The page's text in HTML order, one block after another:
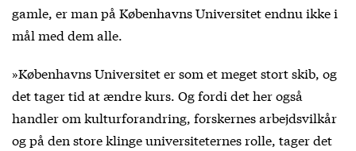
gamle, er man på Københavns Universitet endnu ikke i
mål med dem alle.
»Københavns Universitet er som et meget stort skib, og
det tager tid at ændre kurs. Og fordi det her også
handler om kulturforandring, forskernes arbejdsvilkår
og på den store klinge universiteternes rolle, tager det